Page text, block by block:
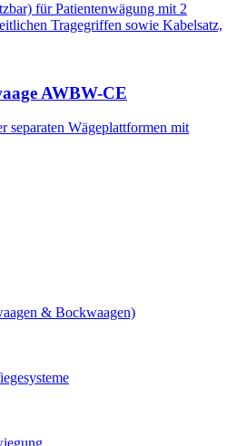
für Patientenwägung mit 2
Tragegriffen sowie Kabelsatz,
AWBW-CE
separaten Wägeplattformen mit
& Bockwaagen)